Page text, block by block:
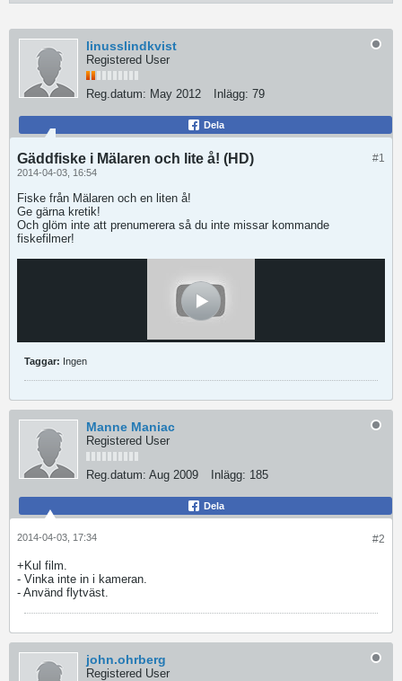
linusslindkvist
Registered User
Reg.datum: May 2012 Inlägg: 79
Dela
#1
Gäddfiske i Mälaren och lite å! (HD)
2014-04-03, 16:54
Fiske från Mälaren och en liten å!
Ge gärna kretik!
Och glöm inte att prenumerera så du inte missar kommande
fiskefilmer!
Taggar: Ingen
Manne Maniac
Registered User
Reg.datum: Aug 2009 Inlägg: 185
Dela
#2
2014-04-03, 17:34
+Kul film.
- Vinka inte in i kameran.
- Använd flytväst.
john.ohrberg
Registered User